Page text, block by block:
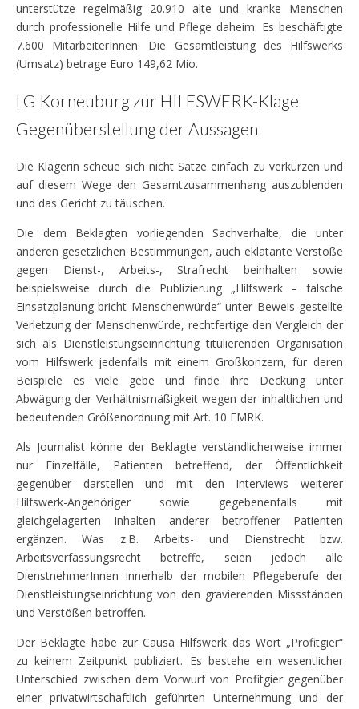
unterstütze regelmäßig 20.910 alte und kranke Menschen
durch professionelle Hilfe und Pflege daheim. Es beschäftigte
7.600 MitarbeiterInnen. Die Gesamtleistung des Hilfswerks
(Umsatz) betrage Euro 149,62 Mio.
LG Korneuburg zur HILFSWERK-Klage
Gegenüberstellung der Aussagen
Die Klägerin scheue sich nicht Sätze einfach zu verkürzen und
auf diesem Wege den Gesamtzusammenhang auszublenden
und das Gericht zu täuschen.
Die dem Beklagten vorliegenden Sachverhalte, die unter
anderen gesetzlichen Bestimmungen, auch eklatante Verstöße
gegen Dienst-, Arbeits-, Strafrecht beinhalten sowie
beispielsweise durch die Publizierung „Hilfswerk – falsche
Einsatzplanung bricht Menschenwürde“ unter Beweis gestellte
Verletzung der Menschenwürde, rechtfertige den Vergleich der
sich als Dienstleistungseinrichtung titulierenden Organisation
vom Hilfswerk jedenfalls mit einem Großkonzern, für deren
Beispiele es viele gebe und finde ihre Deckung unter
Abwägung der Verhältnismäßigkeit wegen der inhaltlichen und
bedeutenden Größenordnung mit Art. 10 EMRK.
Als Journalist könne der Beklagte verständlicherweise immer
nur Einzelfälle, Patienten betreffend, der Öffentlichkeit
gegenüber darstellen und mit den Interviews weiterer
Hilfswerk-Angehöriger sowie gegebenenfalls mit
gleichgelagerten Inhalten anderer betroffener Patienten
ergänzen. Was z.B. Arbeits- und Dienstrecht bzw.
Arbeitsverfassungsrecht betreffe, seien jedoch alle
DienstnehmerInnen innerhalb der mobilen Pflegeberufe der
Dienstleistungseinrichtung von den gravierenden Missständen
und Verstößen betroffen.
Der Beklagte habe zur Causa Hilfswerk das Wort „Profitgier“
zu keinem Zeitpunkt publiziert. Es bestehe ein wesentlicher
Unterschied zwischen dem Vorwurf von Profitgier gegenüber
einer privatwirtschaftlich geführten Unternehmung und der